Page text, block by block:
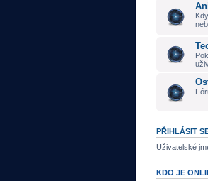
PŘIHLÁSIT
Uživatelské
KDO JE